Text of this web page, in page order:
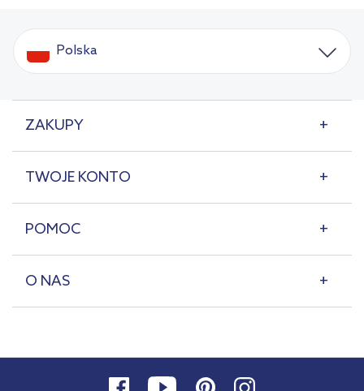
Polska
ZAKUPY
TWOJE KONTO
POMOC
O NAS